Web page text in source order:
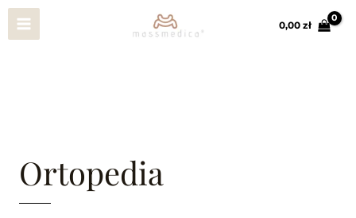
Przejdź
treści
Main
0,00 zł
Ortopedia